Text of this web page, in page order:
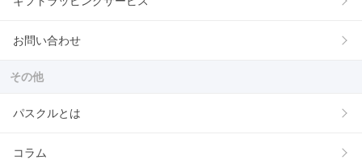
お問い合わせ
その他
パスクルとは
コラム